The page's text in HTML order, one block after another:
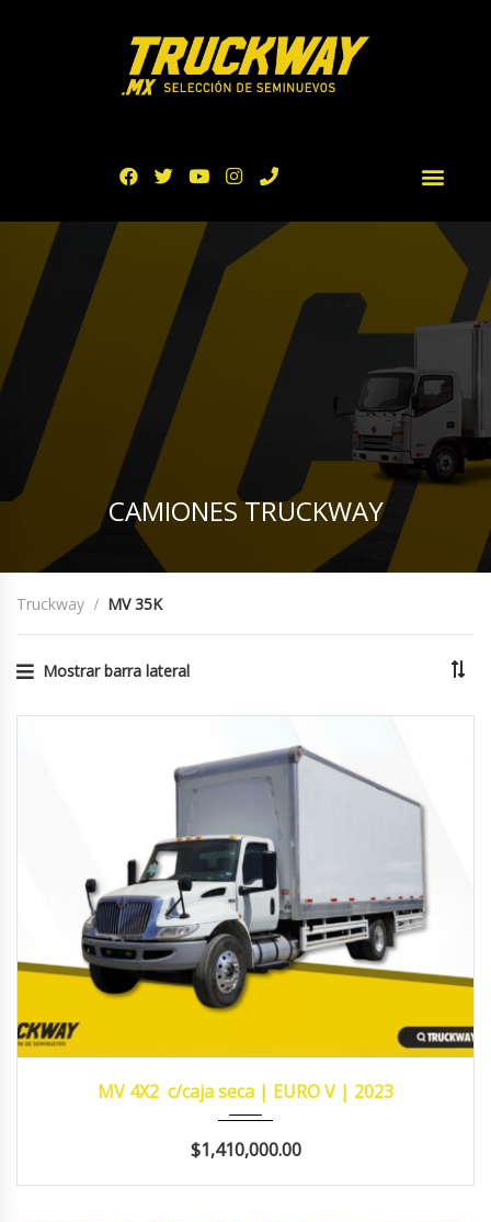
CAMIONES TRUCKWAY
Truckway MV 35K
Mostrar barra lateral
MV 4X2 c/caja seca | EURO V | 2023
$1,410,000.00